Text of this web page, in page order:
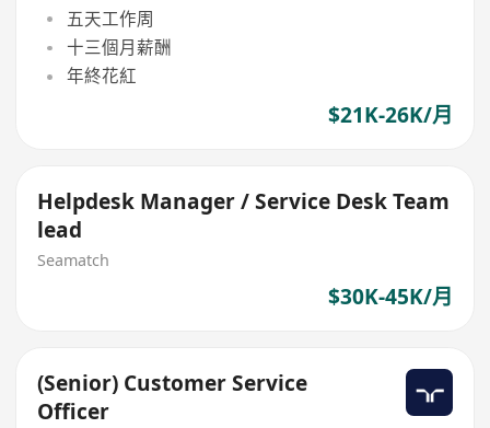
五天工作周
十三個月薪酬
年終花紅
$21K-26K/月
Helpdesk Manager / Service Desk Team
lead
Seamatch
$30K-45K/月
(Senior) Customer Service
Officer